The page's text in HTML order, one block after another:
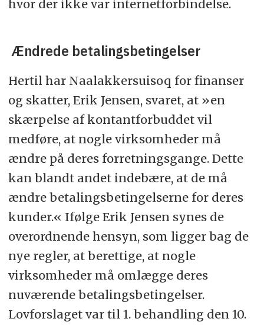
hvor der ikke var internetforbindelse.
Ændrede betalingsbetingelser
Hertil har Naalakkersuisoq for finanser
og skatter, Erik Jensen, svaret, at »en
skærpelse af kontantforbuddet vil
medføre, at nogle virksomheder må
ændre på deres forretningsgange. Dette
kan blandt andet indebære, at de må
ændre betalingsbetingelserne for deres
kunder.« Ifølge Erik Jensen synes de
overordnende hensyn, som ligger bag de
nye regler, at berettige, at nogle
virksomheder må omlægge deres
nuværende betalingsbetingelser.
Lovforslaget var til 1. behandling den 10.